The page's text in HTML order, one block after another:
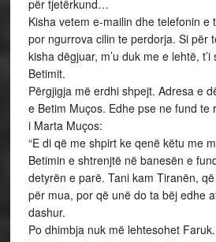
për tjetërkund…
Kisha vetem e-mailin dhe telefonin e
por ngurrova cilin te perdorja. Si për
kisha dëgjuar, m’u duk me e lehtë,
Betimit.
Përgjigja më erdhi shpejt. Adresa e
e Betim Muços. Edhe pse ne fund te
i Marta Muços:
“E di që me shpirt ke qenë këtu me
Betimin e shtrenjtë në banesën e
detyrën e parë. Tani kam Tiranën,
për mua, por që unë do ta bëj edhe
dashur.
Po dhimbja nuk më lehtesohet